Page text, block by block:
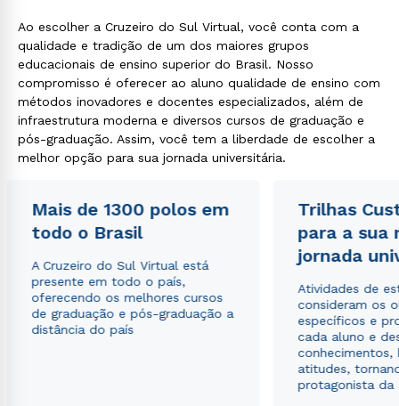
Ao escolher a Cruzeiro do Sul Virtual, você conta com a
qualidade e tradição de um dos maiores grupos
educacionais de ensino superior do Brasil. Nosso
compromisso é oferecer ao aluno qualidade de ensino com
métodos inovadores e docentes especializados, além de
infraestrutura moderna e diversos cursos de graduação e
pós-graduação. Assim, você tem a liberdade de escolher a
melhor opção para sua jornada universitária.
Mais de 1300 polos em
todo o Brasil
A Cruzeiro do Sul Virtual está
presente em todo o país,
oferecendo os melhores cursos
de graduação e pós-graduação a
distância do país
Trilhas
para a sua
jornada
Atividades de
consideram os
específicos e
cada aluno e
conhecimentos,
atitudes,
protagonista da